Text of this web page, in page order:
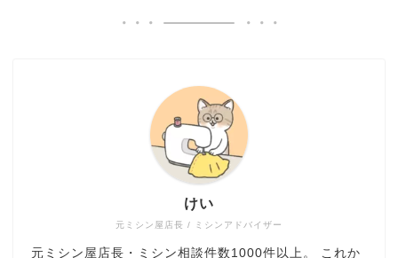
元ミシン屋店長 / ミシンアドバイザー
けい
元ミシン屋店長・ミシン相談件数1000件以上。 これか
ミシン選び方・おすすめ
トラブル解決・メンテナ